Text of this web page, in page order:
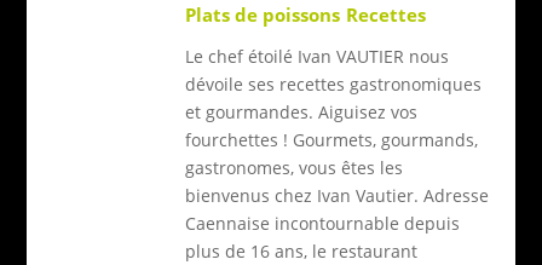
Plats de poissons Recettes
Le chef étoilé Ivan VAUTIER nous
dévoile ses recettes gastronomiques
et gourmandes. Aiguisez vos
fourchettes ! Gourmets, gourmands,
gastronomes, vous êtes les
bienvenus chez Ivan Vautier. Adresse
Caennaise incontournable depuis
plus de 16 ans, le restaurant